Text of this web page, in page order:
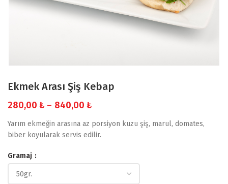
Ekmek Arası Şiş Kebap
280,00 ₺ – 840,00 ₺Fiyat
280,00 ₺
-
Yarım ekmeğin arasına az porsiyon kuzu şiş, marul, domates,
biber koyularak servis edilir.
Gramaj